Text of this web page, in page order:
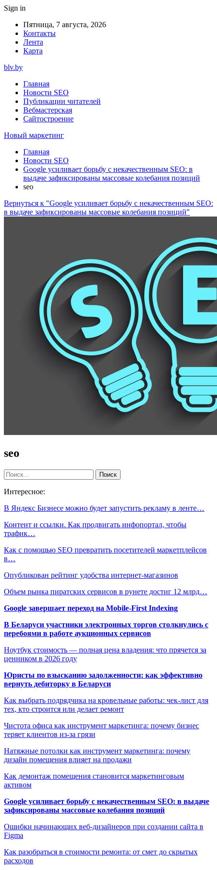
Sign in
Пятница, 7 августа, 2026
Контакты
Лента
Карта
blv.by
Главная
Новости SEO
Публикации читателей
Вебмастерская
Сайтостроение
Новый маркетинг
Главная
Новости SEO
Google усиливает борьбу с некачественным SEO: в
выдаче зафиксированы массовые колебания позиций
seo
Вернуться к "Google усиливает борьбу с некачественным SEO:
в выдаче зафиксированы массовые колебания позиций"
seo
Интересное:
В Яндекс Бизнесе можно будет запустить рекламу в ленте…
Контент и ссылки. Как продвигать инфопортал, чтобы
трафик…
Как с помощью SEO превратить посетителей маркетплейсов
в…
Опубликован рейтинг удобства интернет-магазинов
Объем рынка пиратских сервисов в рунете достиг 12 млрд…
Google завершает переход на Mobile-First Indexing
В Беларуси участники электронных торгов столкнулись с
перебоями в работе аукционных сервисов
Ноутбук стоимость — полная цена владения: что прячется за
ценником в 2026 году
Юристы по взысканию задолженности: как эффективно
вернуть дебиторку в Беларуси
Как выбрать подрядчика на кровельные работы: чек-лист для
тех, кто строится или делает ремонт
Чистота офиса как инструмент маркетинга: почему бизнес
теряет клиентов из-за грязи
Натяжные потолки как инструмент маркетинга: почему
дизайн помещения влияет на продажи
Как демонтаж помещения становится маркетинговым
активом
Google усиливает борьбу с некачественным SEO: в выдаче
зафиксированы массовые колебания позиций
Ошибки начинающих веб-дизайнеров при создании сайта в
Figma
Как разобраться в стоимости ремонта: от смет до скрытых
расходов